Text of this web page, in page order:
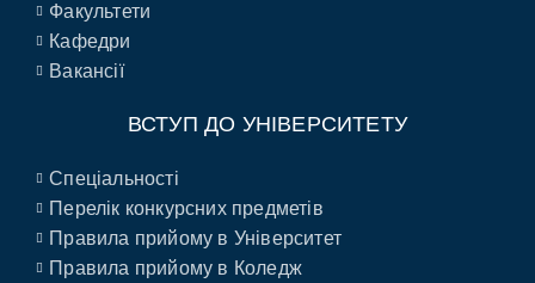
Факультети
Кафедри
Вакансії
ВСТУП ДО УНІВЕРСИТЕТУ
Спеціальності
Перелік конкурсних предметів
Правила прийому в Університет
Правила прийому в Коледж